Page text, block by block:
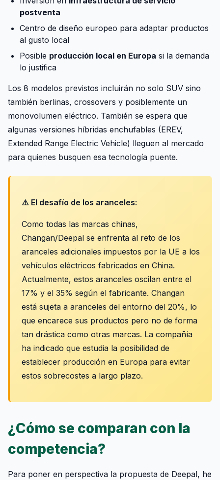
postventa
Centro de diseño europeo para adaptar productos
al gusto local
Posible producción local en Europa si la demanda
lo justifica
Los 8 modelos previstos incluirán no solo SUV sino
también berlinas, crossovers y posiblemente un
monovolumen eléctrico. También se espera que
algunas versiones híbridas enchufables (EREV,
Extended Range Electric Vehicle) lleguen al mercado
para quienes busquen esa tecnología puente.
⚠️ El desafío de los aranceles:
Como todas las marcas chinas,
Changan/Deepal se enfrenta al reto de los
aranceles adicionales impuestos por la UE a los
vehículos eléctricos fabricados en China.
Actualmente, estos aranceles oscilan entre el
17% y el 35% según el fabricante. Changan
está sujeta a aranceles del entorno del 20%, lo
que encarece sus productos pero no de forma
tan drástica como otras marcas. La compañía
ha indicado que estudia la posibilidad de
establecer producción en Europa para evitar
estos sobrecostes a largo plazo.
¿Cómo se comparan con la
competencia?
Para poner en perspectiva la propuesta de Deepal, he